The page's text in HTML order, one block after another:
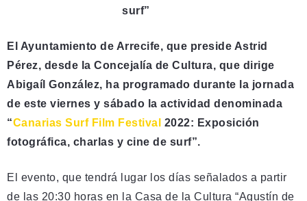
surf”
El Ayuntamiento de Arrecife, que preside Astrid
Pérez, desde la Concejalía de Cultura, que dirige
Abigaíl González, ha programado durante la jornada
de este viernes y sábado la actividad denominada
“Canarias Surf Film Festival 2022: Exposición
fotográfica, charlas y cine de surf”.
El evento, que tendrá lugar los días señalados a partir
de las 20:30 horas en la Casa de la Cultura “Agustín de